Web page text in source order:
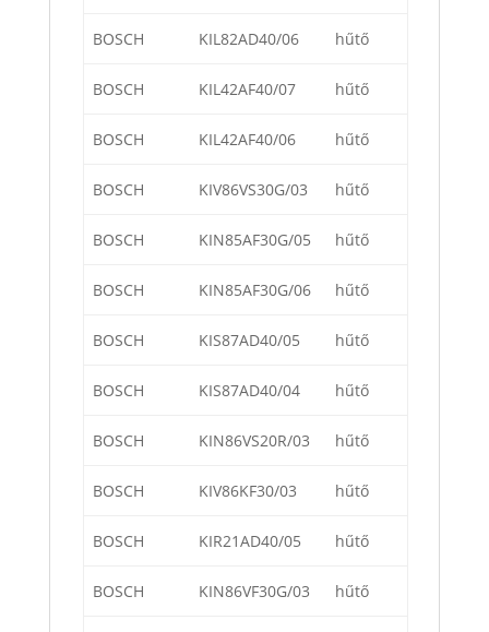
BOSCH KIL82AD40/06 hűtő
BOSCH KIL42AF40/07 hűtő
BOSCH KIL42AF40/06 hűtő
BOSCH KIV86VS30G/03 hűtő
BOSCH KIN85AF30G/05 hűtő
BOSCH KIN85AF30G/06 hűtő
BOSCH KIS87AD40/05 hűtő
BOSCH KIS87AD40/04 hűtő
BOSCH KIN86VS20R/03 hűtő
BOSCH KIV86KF30/03 hűtő
BOSCH KIR21AD40/05 hűtő
BOSCH KIN86VF30G/03 hűtő